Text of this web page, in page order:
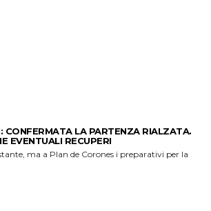
CONFERMATA LA PARTENZA RIALZATA.
EVENTUALI RECUPERI
ma a Plan de Corones i preparativi per la